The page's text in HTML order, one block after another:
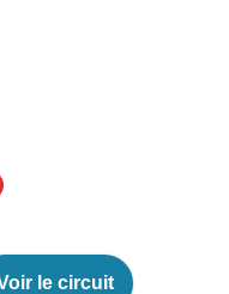
le circuit